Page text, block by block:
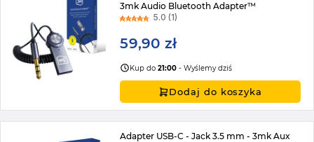
3mk Audio Bluetooth Adapter™
5.0 (1)
59,90 zł
Kup do21:00 - Wyślemy dziś
Dodaj do koszyka
Adapter USB-C - Jack 3.5 mm - 3mk Aux